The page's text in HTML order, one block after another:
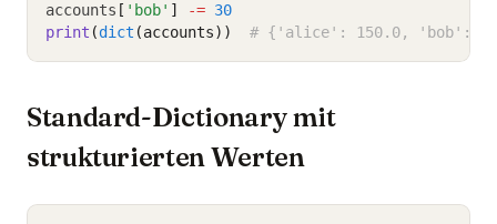
accounts [ 'bob' ] -= 30
print (dict (accounts)) # {'alice': 150.0, 'bob':
Standard-Dictionary mit
strukturierten Werten